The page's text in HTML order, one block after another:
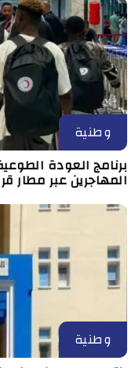
وطنية
برنامج العودة
المهاجرين عبر مطار
وطنية